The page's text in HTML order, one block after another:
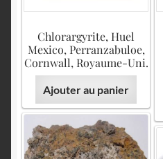
Chlorargyrite, Huel
Mexico, Perranzabuloe,
Cornwall, Royaume-Uni.
Ajouter au panier